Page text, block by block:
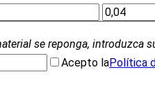
se reponga, introduzca
Acepto laPolítica